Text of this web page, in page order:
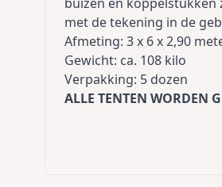
met de tekening in de
Afmeting: 3 x 6 x 2,90
Gewicht: ca. 108 kilo
Verpakking: 5 dozen
ALLE TENTEN WORDEN